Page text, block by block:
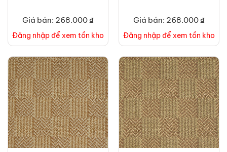
Giá bán: 268.000 ₫
Đăng nhập để xem tồn kho
Giá bán: 268.000 ₫
Đăng nhập để xem tồn kho